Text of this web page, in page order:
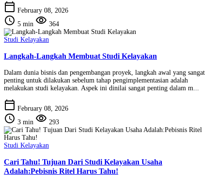
calendar_today February 08, 2026
schedule 5 min visibility 364
Studi Kelayakan
Langkah-Langkah Membuat Studi Kelayakan
Dalam dunia bisnis dan pengembangan proyek, langkah awal yang sangat
penting untuk dilakukan sebelum tahap pengimplementasian adalah
melakukan studi kelayakan. Aspek ini dinilai sangat penting dalam m...
calendar_today February 08, 2026
schedule 3 min visibility 293
Studi Kelayakan
Cari Tahu! Tujuan Dari Studi Kelayakan Usaha
Adalah:Pebisnis Ritel Harus Tahu!